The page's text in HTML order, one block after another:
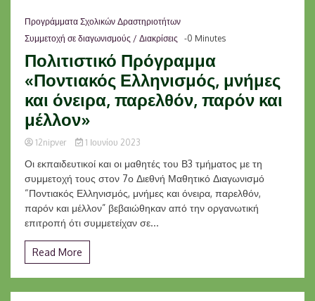
Προγράμματα Σχολικών Δραστηριοτήτων
Συμμετοχή σε διαγωνισμούς / Διακρίσεις
-0 Minutes
Πολιτιστικό Πρόγραμμα
«Ποντιακός Ελληνισμός, μνήμες
και όνειρα, παρελθόν, παρόν και
μέλλον»
12nipver 1 Ιουνίου 2023
Οι εκπαιδευτικοί και οι μαθητές του Β3 τμήματος με τη
συμμετοχή τους στον 7ο Διεθνή Μαθητικό Διαγωνισμό
“Ποντιακός Ελληνισμός, μνήμες και όνειρα, παρελθόν,
παρόν και μέλλον” βεβαιώθηκαν από την οργανωτική
επιτροπή ότι συμμετείχαν σε...
Read More